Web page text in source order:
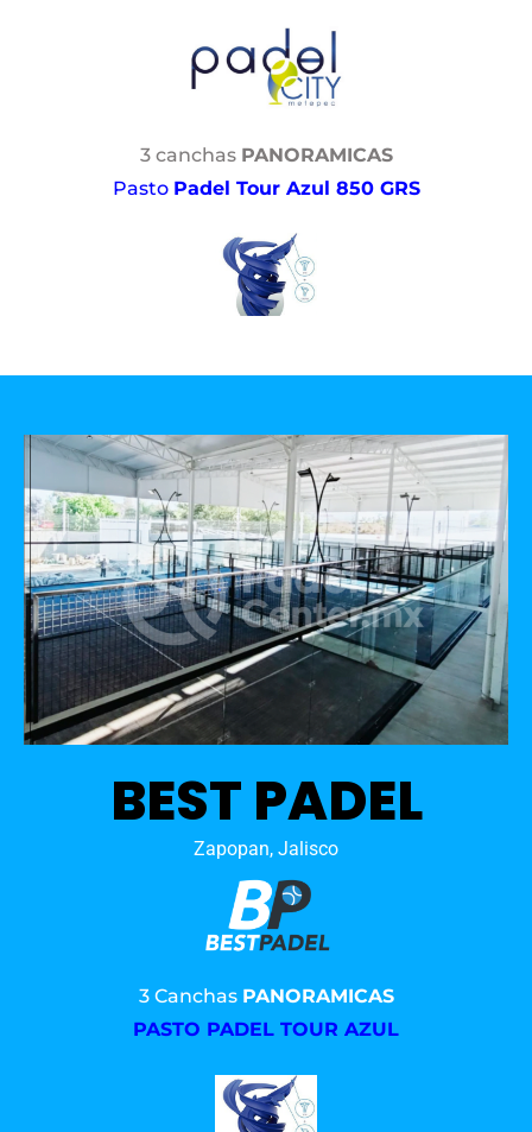
3 canchas PANORAMICAS
Pasto Padel Tour Azul 850 GRS
BEST PADEL
Zapopan, Jalisco
3 Canchas PANORAMICAS
PASTO PADEL TOUR AZUL